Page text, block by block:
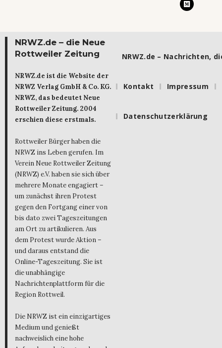
NRWZ.de – die Neue
Rottweiler Zeitung
NRWZ.de ist die Website der
NRWZ Verlag GmbH & Co. KG.
NRWZ, das bedeutet Neue
Rottweiler Zeitung. 2004
erschien diese erstmals.
Rottweiler Bürger haben die
NRWZ ins Leben gerufen. Im
Verein Neue Rottweiler Zeitung
(NRWZ) e.V. haben sie sich über
mehrere Monate engagiert –
um zunächst ihren Protest
gegen den Fortgang einer von
bis dato zwei Tageszeitungen
am Ort zu artikulieren. Aus
dem Protest wurde Aktion –
und daraus entstand die
Online-Tageszeitung. Sie ist
die unabhängige
Nachrichtenplattform für die
Region Rottweil.
Die NRWZ ist ein einzigartiges
Medium und genießt
nachweislich eine hohe
NRWZ.de – Nachrichten,
Kontakt Impressum
Datenschutzerklärung